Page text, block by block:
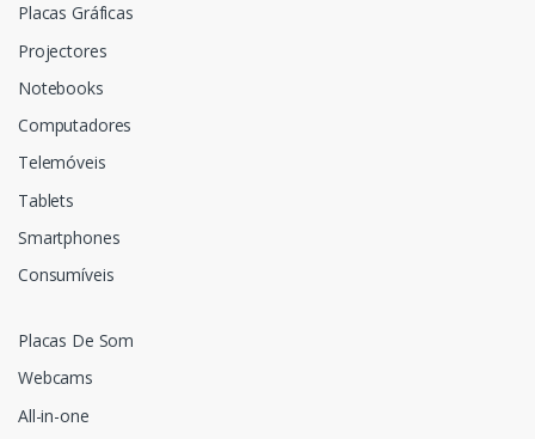
Placas Gráficas
Projectores
Notebooks
Computadores
Telemóveis
Tablets
Smartphones
Consumíveis
Placas De Som
Webcams
All-in-one